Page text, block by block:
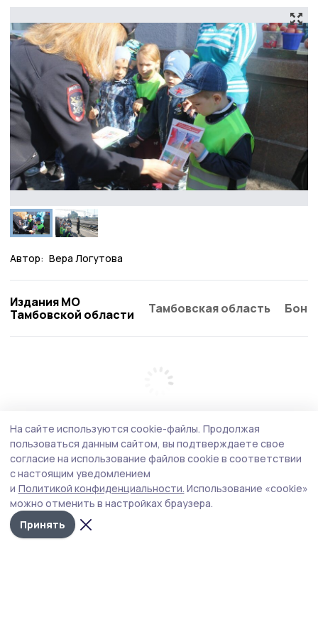
Автор: Вера Логутова
Издания МО
Тамбовской области
Тамбовская область
На сайте используются cookie-файлы. Продолжая
пользоваться данным сайтом, вы подтверждаете свое
согласие на использование файлов cookie в соответствии
с настоящим уведомлением
и Политикой конфиденциальности. Использование «cookie»
можно отменить в настройках браузера.
Принять